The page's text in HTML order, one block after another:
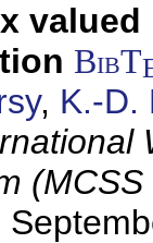
valued
BibT
, K.-D.